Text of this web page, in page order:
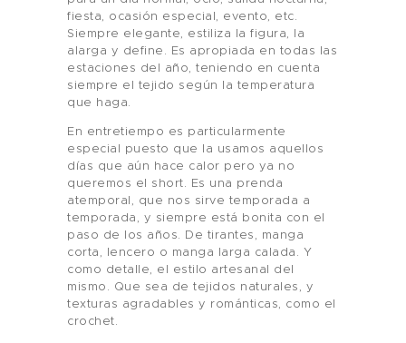
fiesta, ocasión especial, evento, etc.
Siempre elegante, estiliza la figura, la
alarga y define. Es apropiada en todas las
estaciones del año, teniendo en cuenta
siempre el tejido según la temperatura
que haga.
En entretiempo es particularmente
especial puesto que la usamos aquellos
días que aún hace calor pero ya no
queremos el short. Es una prenda
atemporal, que nos sirve temporada a
temporada, y siempre está bonita con el
paso de los años. De tirantes, manga
corta, lencero o manga larga calada. Y
como detalle, el estilo artesanal del
mismo. Que sea de tejidos naturales, y
texturas agradables y románticas, como el
crochet.